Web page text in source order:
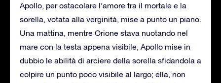
Apollo, per ostacolare l’amore tra il mortale e la
sorella, votata alla verginità, mise a punto un piano.
Una mattina, mentre Orione stava nuotando nel
mare con la testa appena visibile, Apollo mise in
dubbio le abilità di arciere della sorella sfidandola a
colpire un punto poco visibile al largo; ella, non